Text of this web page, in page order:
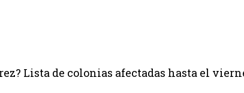
Lista de colonias afectadas hasta el